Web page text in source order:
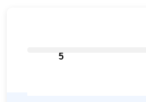
                                5